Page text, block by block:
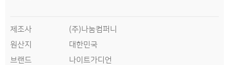
제조사
(주)나눔컴퍼니
원산지
대한민국
브랜드
나이트가디언